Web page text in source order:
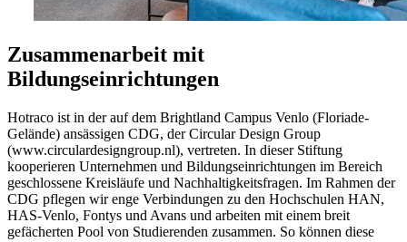
Zusammenarbeit mit
Bildungseinrichtungen
Hotraco ist in der auf dem Brightland Campus Venlo (Floriade-
Gelände) ansässigen CDG, der Circular Design Group
(www.circulardesigngroup.nl), vertreten. In dieser Stiftung
kooperieren Unternehmen und Bildungseinrichtungen im Bereich
geschlossene Kreisläufe und Nachhaltigkeitsfragen. Im Rahmen der
CDG pflegen wir enge Verbindungen zu den Hochschulen HAN,
HAS-Venlo, Fontys und Avans und arbeiten mit einem breit
gefächerten Pool von Studierenden zusammen. So können diese